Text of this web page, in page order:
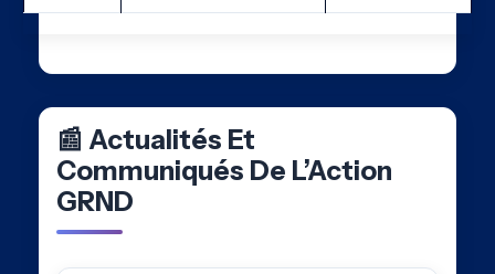
📰 Actualités Et
Communiqués De L’Action
GRND